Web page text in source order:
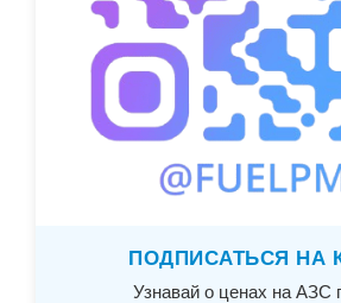
ПОДПИСАТЬСЯ НА
Узнавай о ценах на АЗС